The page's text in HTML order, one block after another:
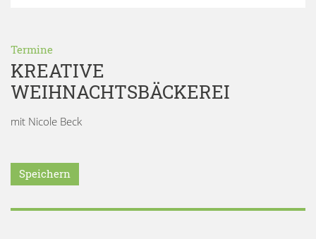
Termine
KREATIVE
WEIHNACHTSBÄCKEREI
mit Nicole Beck
Speichern